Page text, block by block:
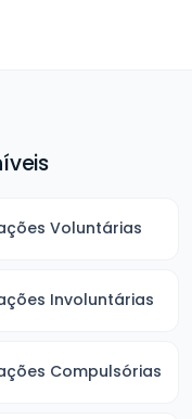
Voluntárias
Involuntárias
Compulsórias